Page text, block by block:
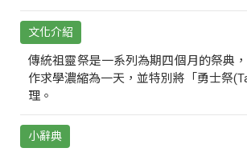
文化介紹
傳統祖靈祭是一系列為期四個月的祭典
作求學濃縮為一天，並特別將「勇士祭
理。
小辭典